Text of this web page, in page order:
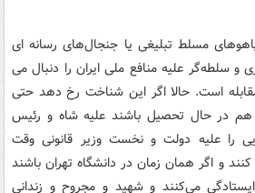
مسلط تبلیغی یا جنجال‌های رسانه ای
و سلطه‌گر علیه منافع ملی ایران را دنبال می
است. حالا اگر این شناخت رخ دهد حتی
هم در حال تحصیل باشند علیه شاه و رئیس
را علیه دولت و نخست وزیر قانونی وقت
و اگر همان زمان در دانشگاه تهران باشند
می‌کنند و شهید و مجروح و زندانی